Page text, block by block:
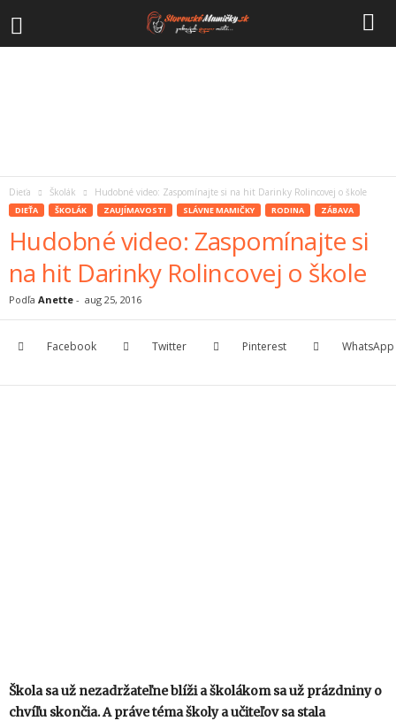
Dieťa Školák Hudobné video: Zaspomínajte si na hit Darinky Rolincovej o škole
DIEŤA ŠKOLÁK ZAUJÍMAVOSTI SLÁVNE MAMIČKY RODINA ZÁBAVA
Hudobné video: Zaspomínajte si
na hit Darinky Rolincovej o škole
Podľa Anette - aug 25, 2016
Facebook Twitter Pinterest WhatsApp
Škola sa už nezadržateľne blíži a školákom sa už prázdniny o
chvíľu skončia. A práve téma školy a učiteľov sa stala